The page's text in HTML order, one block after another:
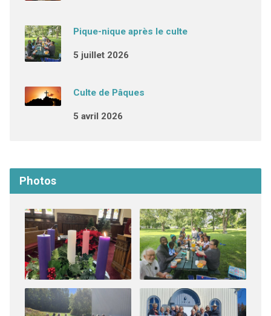
Pique-nique après le culte
5 juillet 2026
Culte de Pâques
5 avril 2026
Photos